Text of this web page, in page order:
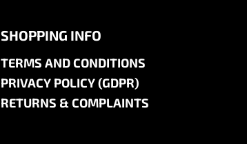
SHOPPING INFO
TERMS AND CONDITIONS
PRIVACY POLICY (GDPR)
RETURNS & COMPLAINTS